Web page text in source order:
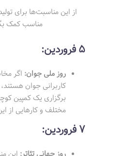
از این مناسبت‌ها برای
مناسب کمک
5 فروردین:
روز ملی جوان: اگر
کاربرانی جوان هستند،
برگزاری یک کمپین
مختلف و کارهایی از
7 فروردین: